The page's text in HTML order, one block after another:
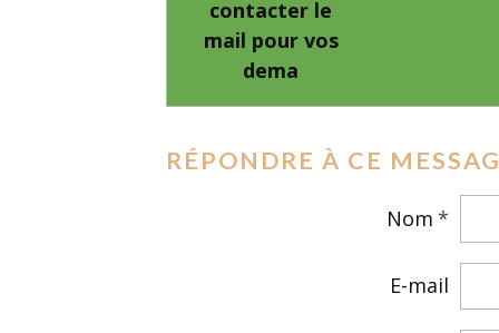
contacter le
mail pour vos
dema
RÉPONDRE À CE
Nom
E-mail